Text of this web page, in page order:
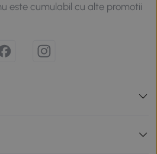
este cumulabil cu alte promotii